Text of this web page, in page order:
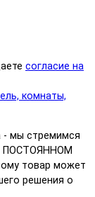
согласие на
- мы стремимся
ПОСТОЯННОМ
товар может
решения о